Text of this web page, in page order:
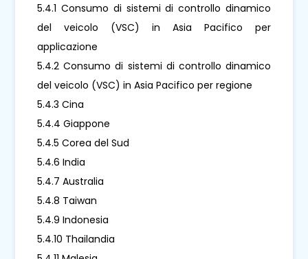
5.4.1 Consumo di sistemi di controllo dinamico
del veicolo (VSC) in Asia Pacifico per
applicazione
5.4.2 Consumo di sistemi di controllo dinamico
del veicolo (VSC) in Asia Pacifico per regione
5.4.3 Cina
5.4.4 Giappone
5.4.5 Corea del Sud
5.4.6 India
5.4.7 Australia
5.4.8 Taiwan
5.4.9 Indonesia
5.4.10 Thailandia